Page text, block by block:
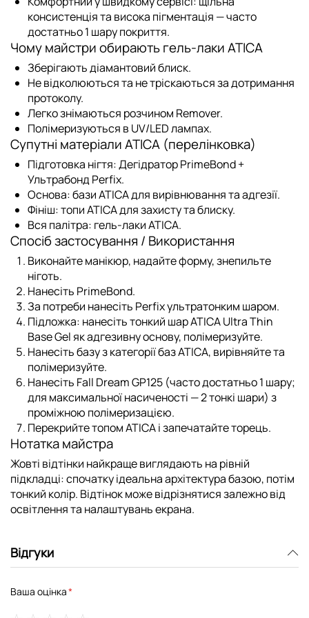
консистенція та висока пігментація — часто
достатньо 1 шару покриття.
Чому майстри обирають гель-лаки ATICA
Зберігають діамантовий блиск.
Не відколюються та не тріскаються за дотримання
протоколу.
Легко знімаються розчином Remover.
Полімеризуються в UV/LED лампах.
Супутні матеріали ATICA (перелінковка)
Підготовка нігтя:Дегідратор PrimeBond+
Ультрабонд Perfix.
Основа:бази ATICAдля вирівнювання та адгезії.
Фініш:топи ATICAдля захисту та блиску.
Вся палітра: гель-лаки ATICA.
Спосіб застосування / Використання
Виконайте манікюр, надайте форму, знепильте
ніготь.
Нанесіть PrimeBond.
За потреби нанесіть Perfixультратонким шаром.
Підложка: нанесіть тонкий шарATICA Ultra Thin
Base Gelяк адгезивну основу, полімеризуйте.
Нанесіть базу зкатегорії баз ATICA, вирівняйте та
полімеризуйте.
Нанесіть Fall Dream GP125 (часто достатньо 1 шару;
для максимальної насиченості — 2 тонкі шари) з
проміжною полімеризацією.
Перекрийтетопом ATICAі запечатайте торець.
Нотатка майстра
Жовті відтінки найкраще виглядають на рівній
підкладці: спочатку ідеальна архітектура базою, потім
тонкий колір. Відтінок може відрізнятися залежно від
освітлення та налаштувань екрана.
Відгуки
Ваша оцінка